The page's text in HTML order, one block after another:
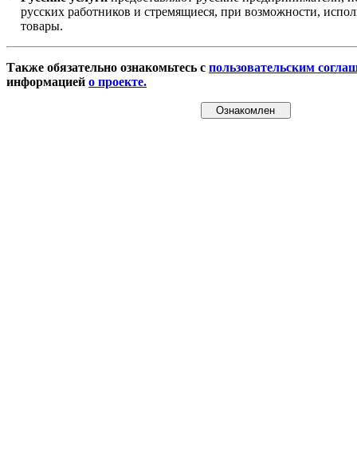
русских работников и стремящиеся, при возможности,
товары.
Также обязательно ознакомьтесь с пользовательским
информацией о проекте.
Ознакомлен